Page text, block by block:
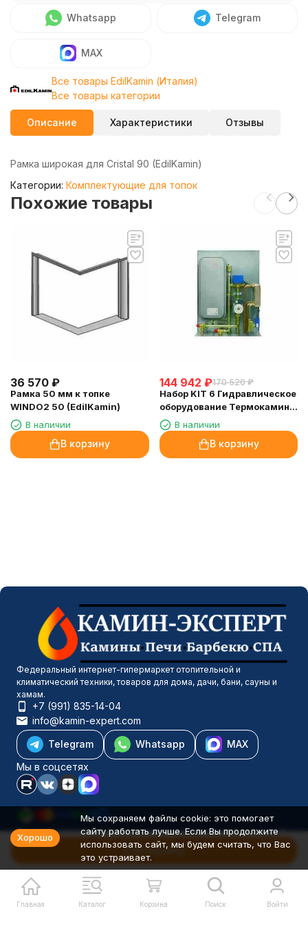
В корзину
Whatsapp Telegram
MAX
Все товары EdilKamin (Италия)
Все товары категории
Описание Характеристики Отзывы
Рамка широкая для Cristal 90 (EdilKamin)
Категории: Комплектующие для топок
Похожие товары
36 570 ₽
Рамка 50 мм к топке
WINDO2 50 (EdilKamin)
В наличии
В корзину
144 942 ₽170 520 ₽
Набор KIT 6 Гидравлическое
оборудование Термокамин с
производством непитьевой
горячей воды (EdilKamin)
В наличии
В корзину
Главная Каталог Корзина Поиск Войти
Федеральный интернет-гипермаркет отопительной и
климатический техники, товаров для дома, дачи, бани, сауны и
хамам.
+7 (991) 835-14-04
info@kamin-expert.com
Telegram
Whatsapp
MAX
Мы в соцсетях
Каталог товаров
Компания
Информация
Политика персональных данных
© 2001-2026 Камин-Эксперт ИП Понюхов В. А. ОГРНИП
326527500040181
Хорошо
Мы сохраняем файлы cookie: это помогает
сайту работать лучше. Если Вы продолжите
использовать сайт, мы будем считать, что Вас
это устраивает.